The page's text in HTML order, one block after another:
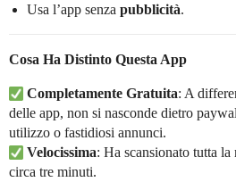
Usa l’app senza pubblicità.
Cosa Ha Distinto Questa App
Completamente Gratuita: A
delle app, non si nasconde dietro
utilizzo o fastidiosi annunci.
Velocissima: Ha scansionato tutta
circa tre minuti.